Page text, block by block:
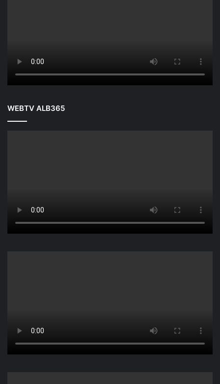
WEBTV ALB365